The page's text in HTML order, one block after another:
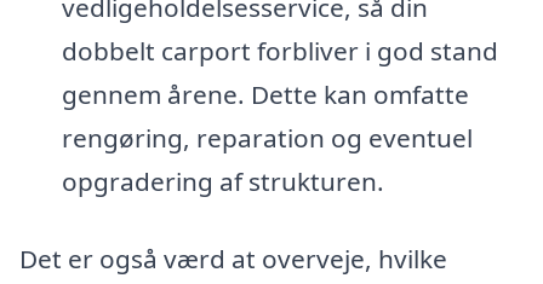
vedligeholdelsesservice, så din
dobbelt carport forbliver i god stand
gennem årene. Dette kan omfatte
rengøring, reparation og eventuel
opgradering af strukturen.
Det er også værd at overveje, hvilke